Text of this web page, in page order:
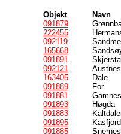
Objekt
Navn
091879
222455
092119
165668
091891
092121
Austnes
163405
Dale
091889
For
091881
Gamnes
091893
Høgda
091883
091895
Kasfjord
091885